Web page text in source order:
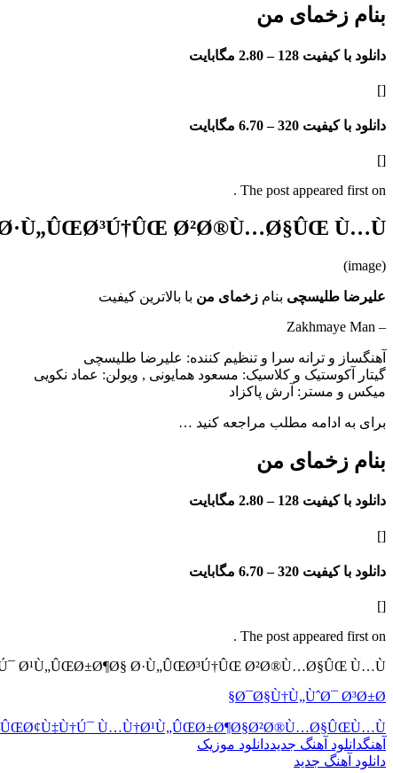
بنام زخمای من
دانلود با کیفیت 128 – 2.80 مگابایت
[]
دانلود با کیفیت 320 – 6.70 مگابایت
[]
The post appeared first on .
Ø²Ø®Ù…Ø§ÛŒ Ù…Ù†
(image)
علیرضا طلیسچی بنام زخمای من با بالاترین کیفیت
– Zakhmaye Man
آهنگساز و ترانه سرا و تنظیم کننده: علیرضا طلیسچی
گیتار آکوستیک و کلاسیک: مسعود همایونی , ویولن: عماد نکویی
میکس و مستر: آرش پاکزاد
برای به ادامه مطلب مراجعه کنید …
بنام زخمای من
دانلود با کیفیت 128 – 2.80 مگابایت
[]
دانلود با کیفیت 320 – 6.70 مگابایت
[]
The post appeared first on .
Ø¹Ù„ÛŒØ±Ø¶Ø§ Ø·Ù„ÛŒØ³Ú†ÛŒ Ø²Ø®Ù…Ø§ÛŒ Ù…Ù†
Ø¯Ø§Ù†Ù„ÙˆØ¯ Ø³Ø±Ø§
Ø¢Ù‡Ù†Ú¯ Ù…Ù†Ø¹Ù„ÛŒØ±Ø¶Ø§Ø²Ø®Ù…Ø§ÛŒÙ…Ù†
آهنگدانلود آهنگ جدیددانلود موزیک
دانلود آهنگ جدید